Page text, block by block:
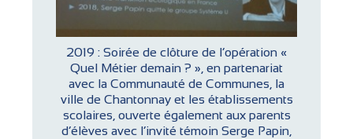
2019 : Soirée de clôture de l’opération «
Quel Métier demain ? », en partenariat
avec la Communauté de Communes, la
ville de Chantonnay et les établissements
scolaires, ouverte également aux parents
d’élèves avec l’invité témoin Serge Papin,